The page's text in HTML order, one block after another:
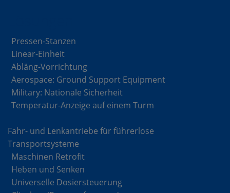
Pressen-Stanzen
Linear-Einheit
Abläng-Vorrichtung
Aerospace: Ground Support Equipment
Military: Nationale Sicherheit
Temperatur-Anzeige auf einem Turm
Fahr- und Lenkantriebe für führerlose
Transportsysteme
Maschinen Retrofit
Heben und Senken
Universelle Dosiersteuerung